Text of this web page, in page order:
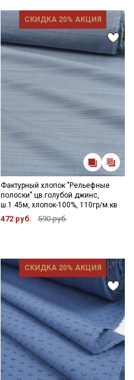
СКИДКА 20% АКЦИЯ
Фактурный хлопок "Рельефные
полоски" цв.голубой джинс,
ш.1.45м, хлопок-100%, 110гр/м.кв
472 руб. 590 руб.
СКИДКА 20% АКЦИЯ